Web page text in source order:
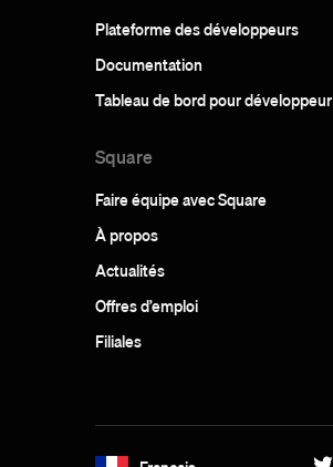
Plateforme des développeurs
Documentation
Tableau de bord pour développeur
Square
Faire équipe avec Square
À propos
Actualités
Offres d’emploi
Filiales